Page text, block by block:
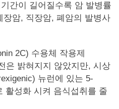
간이 길어질수록 암 발병률
암, 직장암, 폐암의 발병사
2C) 수용체 작용제
은 밝혀지지 않았지만, 시상
뉴런에 있는 5-
활성화 시켜 음식섭취를 줄